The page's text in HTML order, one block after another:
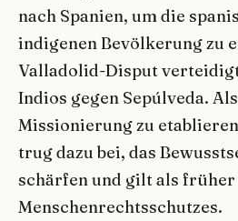
nach Spanien, um die
indigenen Bevölkerung zu
Valladolid-Disput
Indios gegen Sepúlveda.
Missionierung zu
trug dazu bei, das
schärfen und gilt als
Menschenrechtsschutzes.